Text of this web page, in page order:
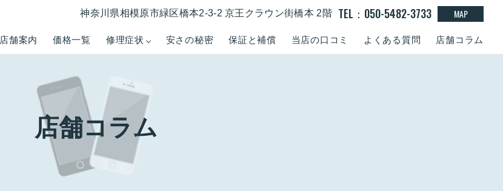
店舗案内 価格一覧 修理症状 安さの秘密 保証と補償 当店の口コミ よくある質問 店舗コラム
神奈川県相模原市緑区橋本2-3-2 京王クラウン街橋本 2階 TEL：050-5482-3733 MAP
店舗コラム